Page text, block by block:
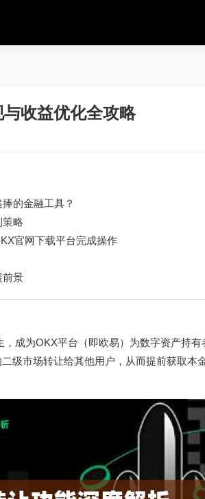
收益优化全攻略
的金融工具？
策略
官网下载平台完成操作
前景
，成为OKX平台（即欧易）为数字资产持
级市场转让给其他用户，从而提前获取本